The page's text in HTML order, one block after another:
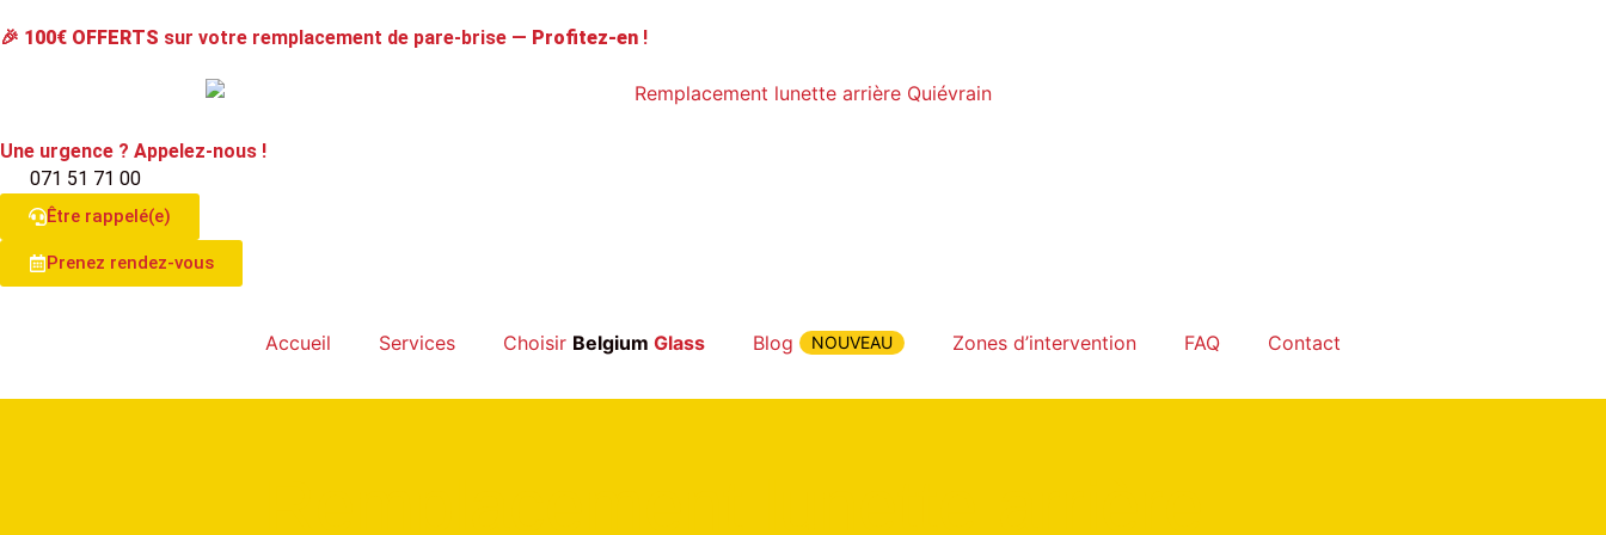
🎉 100€ OFFERTS sur votre remplacement de pare-brise — Profitez-en !
Une urgence ? Appelez-nous !
071 51 71 00
Être rappelé(e)
Prenez rendez-vous
Accueil Services Choisir Belgium Glass Blog NOUVEAU Zones d’intervention FAQ Contact